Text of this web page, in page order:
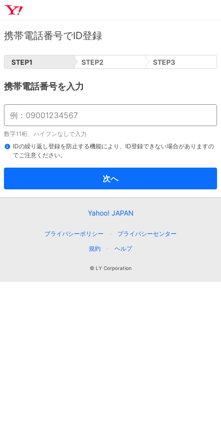
携帯電話番号でID登録
STEP1 STEP2 STEP3
携帯電話番号を入力
数字11桁、ハイフンなしで入力
IDの繰り返し登録を防止する機能により、ID登録できない場合がありますの
でご注意ください。
次へ
Yahoo! JAPAN
プライバシーポリシー
プライバシーセンター
規約
ヘルプ
© LY Corporation